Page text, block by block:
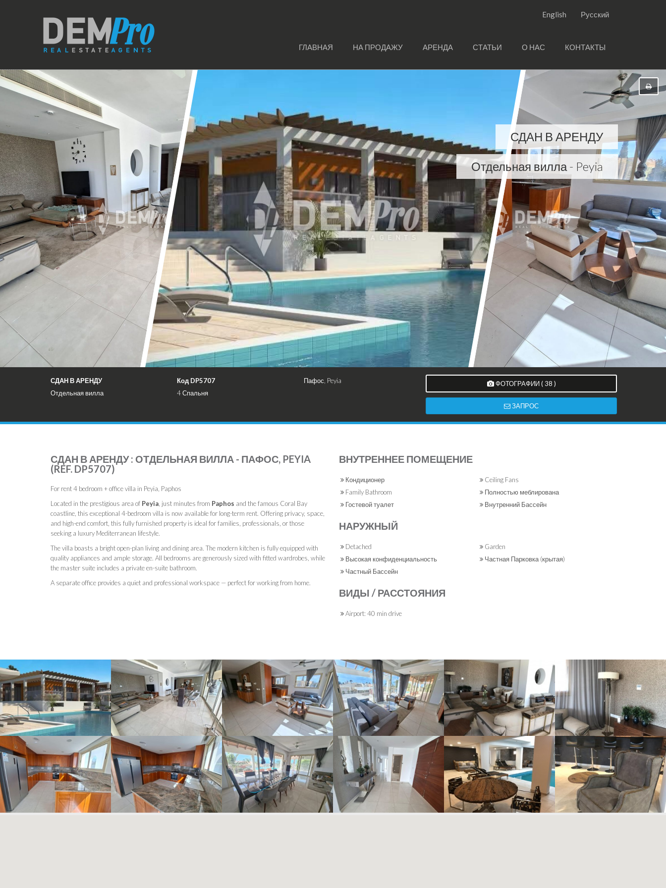
English Русский
ГЛАВНАЯ НА ПРОДАЖУ АРЕНДА СТАТЬИ О НАС КОНТАКТЫ
СДАН В АРЕНДУ
Отдельная вилла - Peyia
СДАН В АРЕНДУ Код DP5707
Пафос, Peyia
Отдельная вилла
4 Спальня
ФОТОГРАФИИ ( 38 )
ЗАПРОС
СДАН В АРЕНДУ : ОТДЕЛЬНАЯ ВИЛЛА - ПАФОС, PEYIA
(REF. DP5707)
For rent 4 bedroom + office villa in Peyia, Paphos
Located in the prestigious area of Peyia , just minutes from Paphos and the famous Coral Bay
coastline, this exceptional 4-bedroom villa is now available for long-term rent. Offering privacy, space,
and high-end comfort, this fully furnished property is ideal for families, professionals, or those
seeking a luxury Mediterranean lifestyle.
The villa boasts a bright open-plan living and dining area. The modern kitchen is fully equipped with
quality appliances and ample storage. All bedrooms are generously sized with fitted wardrobes, while
the master suite includes a private en-suite bathroom.
A separate office provides a quiet and professional workspace — perfect for working from home.
ВНУТРЕННЕЕ ПОМЕЩЕНИЕ
Кондиционер
Ceiling Fans
Family Bathroom
Полностью меблирована
Гостевой туалет
Внутренний Бассейн
НАРУЖНЫЙ
Detached
Garden
Высокая конфиденциальность
Частная Парковка (крытая)
Частный Бассейн
ВИДЫ / РАССТОЯНИЯ
Airport: 40 min drive